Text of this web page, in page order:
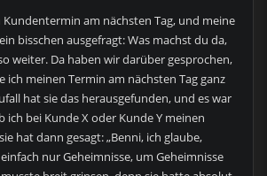
am nächsten Tag, und meine
bisschen ausgefragt: Was machst du da,
weiter. Da haben wir darüber gesprochen,
ich meinen Termin am nächsten Tag ganz
hat sie das herausgefunden, und es war
ich bei Kunde X oder Kunde Y meinen
hat dann gesagt: „Benni, ich glaube,
nur Geheimnisse, um Geheimnisse